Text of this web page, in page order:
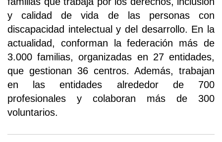
y calidad de vida de las personas con
discapacidad intelectual y del desarrollo. En la
actualidad, conforman la federación más de
3.000 familias, organizadas en 27 entidades,
que gestionan 36 centros. Además, trabajan
en las entidades alrededor de 700
profesionales y colaboran más de 300
voluntarios.